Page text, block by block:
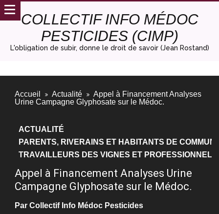
COLLECTIF INFO MÉDOC
PESTICIDES (CIMP)
L'obligation de subir, donne le droit de savoir (Jean Rostand)
Accueil Actualité
Appel à Financement Analyses
Urine Campagne Glyphosate sur le Médoc.
ACTUALITÉ
PARENTS, RIVERAINS ET HABITANTS DE
TRAVAILLEURS DES VIGNES ET
Appel à Financement Analyses Urine
Campagne Glyphosate sur le Médoc.
Par Collectif Info Médoc Pesticides